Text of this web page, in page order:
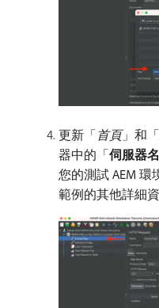
更新「首頁」和「
器中的「伺服器
您的測試 AEM 環
範例的其他詳細資